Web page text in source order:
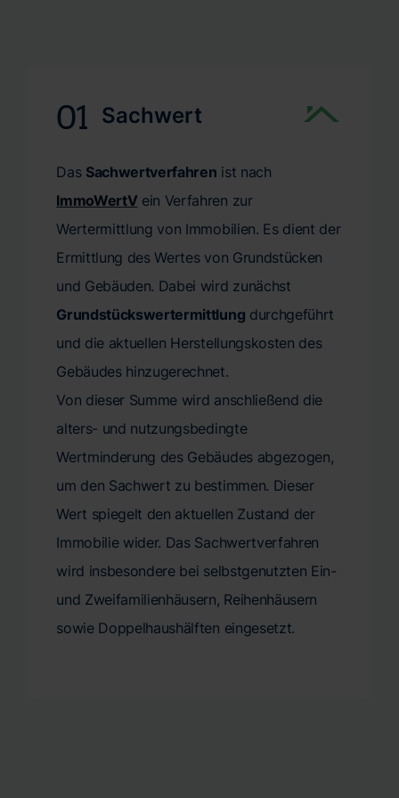
Entscheidungen darstellt. Vertrauen Sie auf unsere
Verkehrswertgutachten termingerecht und mit höchster
Genauigkeit zu erhalten.
01 Sachwert
Das Sachwertverfahren ist nach
ImmoWertV ein Verfahren zur
Wertermittlung von Immobilien. Es dient der
Ermittlung des Wertes von Grundstücken
und Gebäuden. Dabei wird zunächst
Grundstückswertermittlung durchgeführt
und die aktuellen Herstellungskosten des
Gebäudes hinzugerechnet.
Von dieser Summe wird anschließend die
alters- und nutzungsbedingte
Wertminderung des Gebäudes abgezogen,
um den Sachwert zu bestimmen. Dieser
Wert spiegelt den aktuellen Zustand der
Immobilie wider. Das Sachwertverfahren
wird insbesondere bei selbstgenutzten Ein-
und Zweifamilienhäusern, Reihenhäusern
sowie Doppelhaushälften eingesetzt.